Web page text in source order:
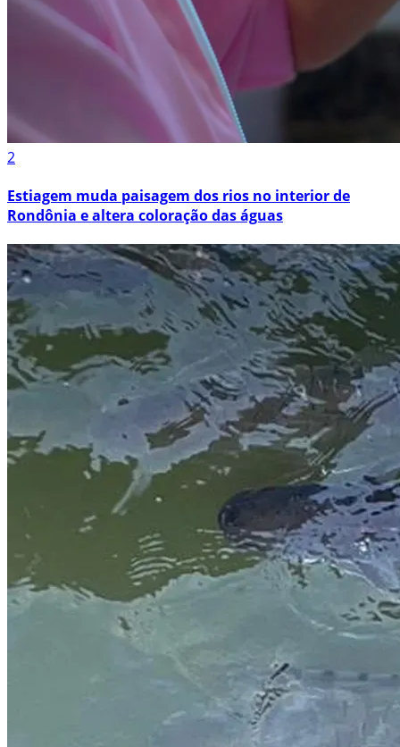
2
Estiagem muda paisagem dos rios no interior de
Rondônia e altera coloração das águas